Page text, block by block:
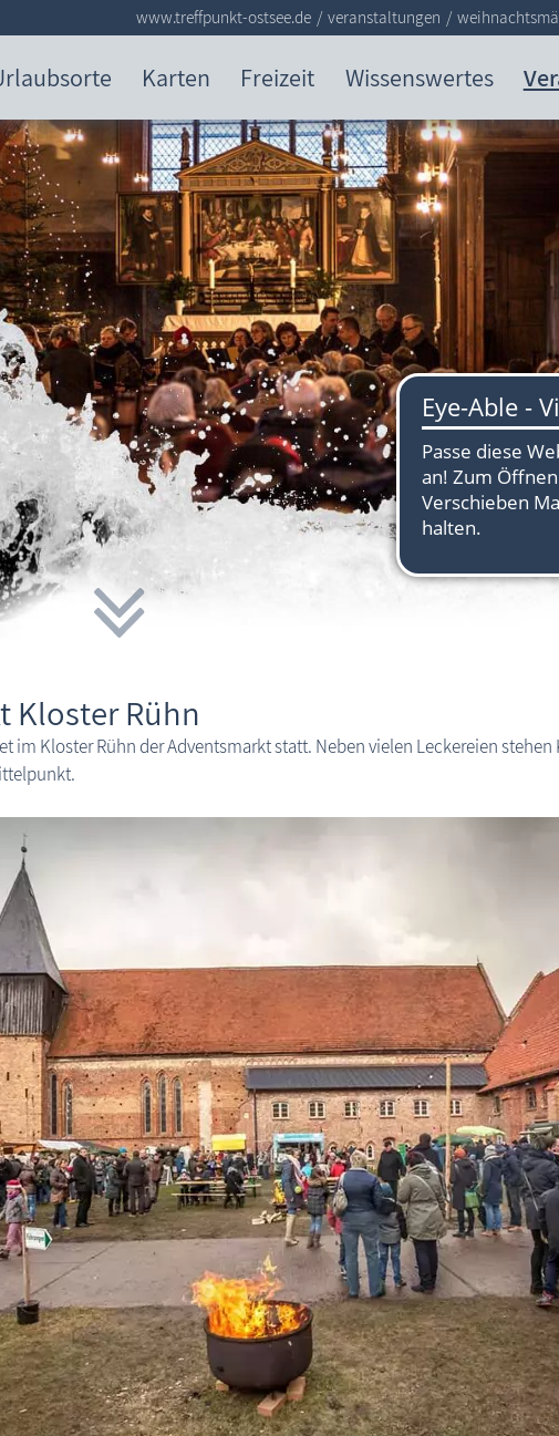
Karten Freizeit Wissenswertes
www.treffpunkt-ostsee.de veranstaltungen
Kloster Rühn
im Kloster Rühn der Adventsmarkt statt. Neben vielen Leckereien